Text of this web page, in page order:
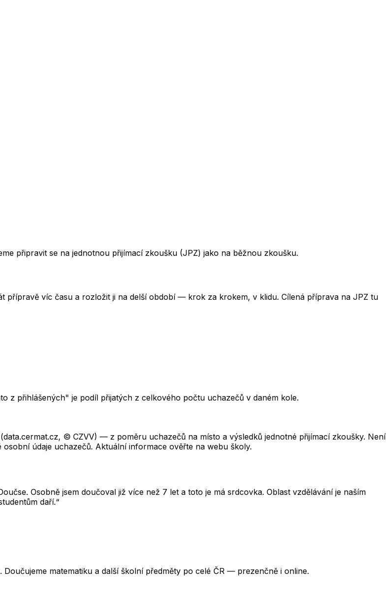
připravit se na jednotnou přijímací zkoušku (JPZ) jako na běžnou zkoušku.
přípravě víc času a rozložit ji na delší období — krok za krokem, v klidu. Cílená příprava na JPZ tu
z přihlášených" je podíl přijatých z celkového počtu uchazečů v daném kole.
© CZVV) — z poměru uchazečů na místo a výsledků jednotné přijímací zkoušky. Není
údaje uchazečů. Aktuální informace ověřte na webu školy.
Osobně jsem doučoval již více než 7 let a toto je má srdcovka. Oblast vzdělávání je naším
daří.“
matematiku a další školní předměty po celé ČR — prezenčně i online.